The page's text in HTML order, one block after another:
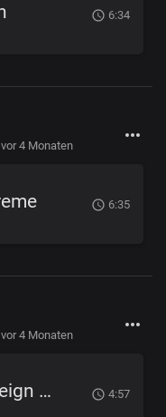
6:34
vor 4 Monaten
6:35
vor 4 Monaten
The Only Sovereign God 4:57